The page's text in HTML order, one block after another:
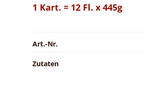
1 Kart. = 12 Fl. x 445g
Art.-Nr.
Zutaten